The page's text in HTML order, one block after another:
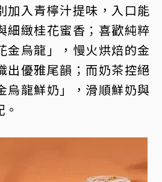
加入青檸汁提味，入口能
細緻桂花蜜香；喜歡純粹
金烏龍」，慢火烘焙的金
出優雅尾韻；而奶茶控絕
烏龍鮮奶」，滑順鮮奶與